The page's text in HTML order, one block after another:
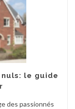
le guide
des passionnés